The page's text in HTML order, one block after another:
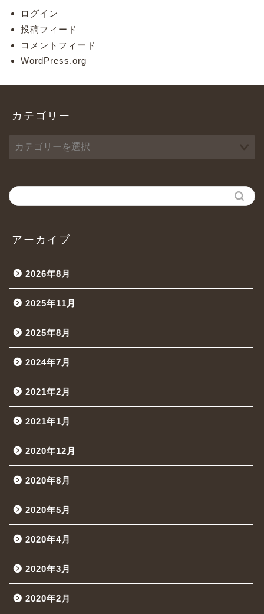
ログイン
投稿フィード
コメントフィード
WordPress.org
カテゴリー
アーカイブ
2026年8月
2025年11月
2025年8月
2024年7月
2021年2月
2021年1月
2020年12月
2020年8月
2020年5月
2020年4月
2020年3月
2020年2月